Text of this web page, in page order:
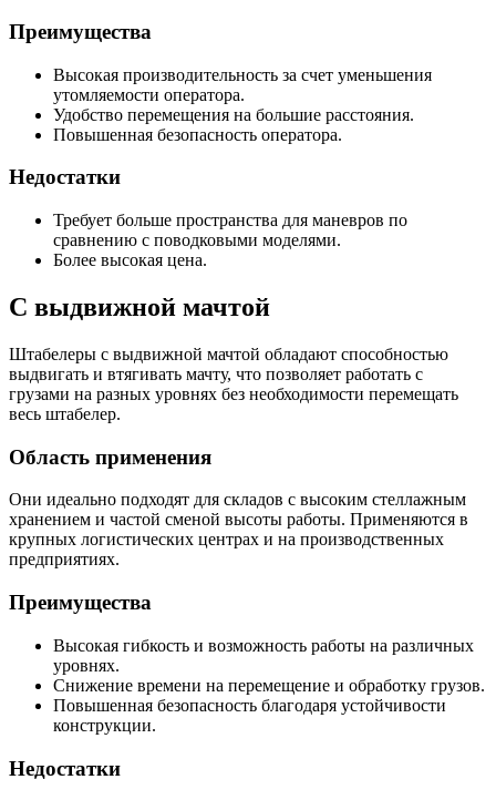
Преимущества
Высокая производительность за счет уменьшения
утомляемости оператора.
Удобство перемещения на большие расстояния.
Повышенная безопасность оператора.
Недостатки
Требует больше пространства для маневров по
сравнению с поводковыми моделями.
Более высокая цена.
С выдвижной мачтой
Штабелеры с выдвижной мачтой обладают способностью
выдвигать и втягивать мачту, что позволяет работать с
грузами на разных уровнях без необходимости перемещать
весь штабелер.
Область применения
Они идеально подходят для складов с высоким стеллажным
хранением и частой сменой высоты работы. Применяются в
крупных логистических центрах и на производственных
предприятиях.
Преимущества
Высокая гибкость и возможность работы на различных
уровнях.
Снижение времени на перемещение и обработку грузов.
Повышенная безопасность благодаря устойчивости
конструкции.
Недостатки